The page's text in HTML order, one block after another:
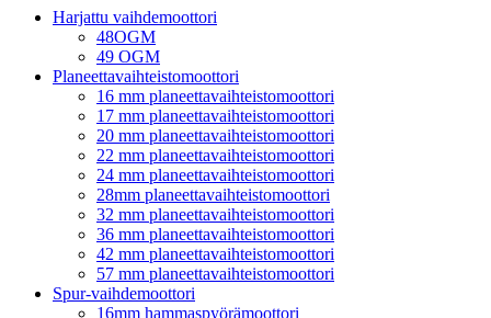
Harjattu vaihdemoottori
48OGM
49 OGM
Planeettavaihteistomoottori
16 mm planeettavaihteistomoottori
17 mm planeettavaihteistomoottori
20 mm planeettavaihteistomoottori
22 mm planeettavaihteistomoottori
24 mm planeettavaihteistomoottori
28mm planeettavaihteistomoottori
32 mm planeettavaihteistomoottori
36 mm planeettavaihteistomoottori
42 mm planeettavaihteistomoottori
57 mm planeettavaihteistomoottori
Spur-vaihdemoottori
16mm hammaspyörämoottori